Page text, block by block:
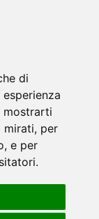
di
mostrarti
mirati, per
e per